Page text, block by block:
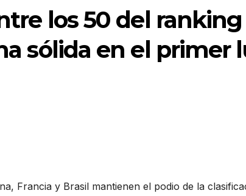
los 50 del ranking
sólida en el primer
Francia y Brasil mantienen el podio de la